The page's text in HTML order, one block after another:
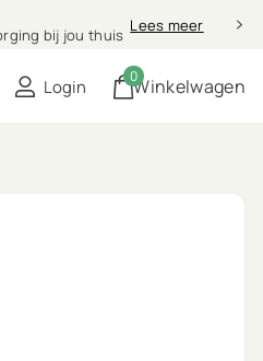
bij jou thuis Lees meer
Login Winkelwagen
0